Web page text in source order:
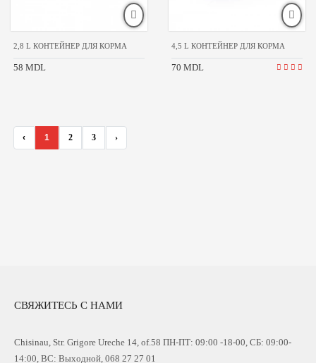
2,8 L КОНТЕЙНЕР ДЛЯ КОРМА
58 MDL
4,5 L КОНТЕЙНЕР ДЛЯ КОРМА
70 MDL
‹ 1 2 3 ›
СВЯЖИТЕСЬ С НАМИ
Chisinau, Str. Grigore Ureche 14, of.58 ПН-ПТ: 09:00 -18-00, СБ: 09:00-
14:00, ВС: Выходной, 068 27 27 01